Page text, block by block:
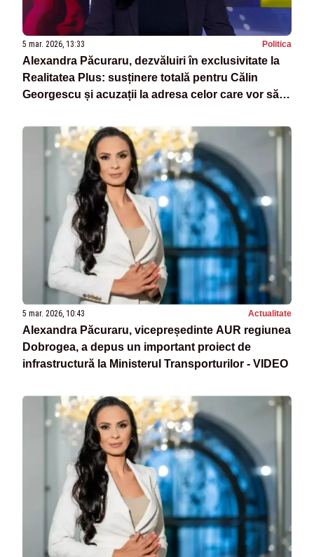
5 mar. 2026, 13:33 Politica
Alexandra Păcuraru, dezvăluiri în exclusivitate la
Realitatea Plus: susținere totală pentru Călin
Georgescu și acuzații la adresa celor care vor să-i
5 mar. 2026, 10:43 Actualitate
Alexandra Păcuraru, vicepreședinte AUR regiunea
Dobrogea, a depus un important proiect de
infrastructură la Ministerul Transporturilor - VIDEO